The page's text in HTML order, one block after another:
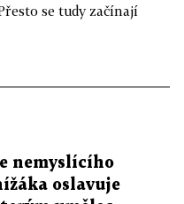
se tudy začínají
nemyslícího
oslavuje